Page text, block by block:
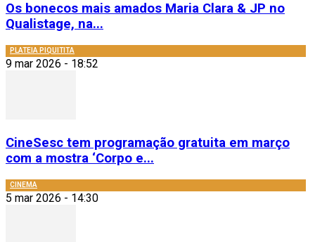
Os bonecos mais amados Maria Clara & JP no
Qualistage, na...
PLATEIA PIQUITITA
9 mar 2026 - 18:52
CineSesc tem programação gratuita em março
com a mostra ‘Corpo e...
CINEMA
5 mar 2026 - 14:30